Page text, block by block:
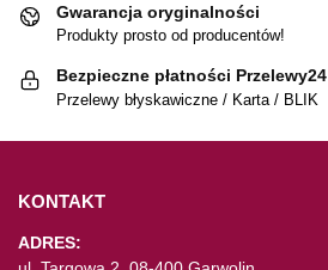
Gwarancja oryginalności
Produkty prosto od producentów!
Bezpieczne płatności Przelewy24
Przelewy błyskawiczne / Karta / BLIK
KONTAKT
ADRES: